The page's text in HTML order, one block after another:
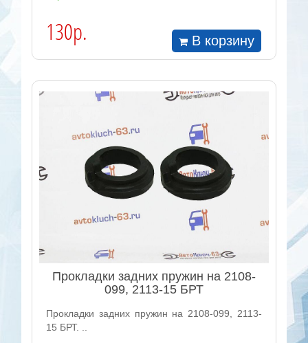
130р. В корзину
Прокладки задних пружин на 2108-
099, 2113-15 БРТ
Прокладки задних пружин на 2108-099, 2113-
15 БРТ. ..